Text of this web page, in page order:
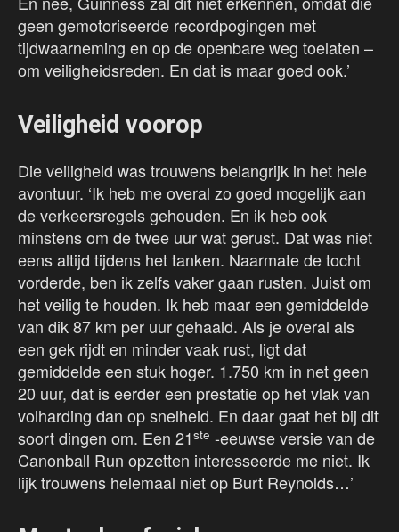
geen gemotoriseerde recordpogingen met
tijdwaarneming en op de openbare weg toelaten –
om veiligheidsreden. En dat is maar goed ook.’
Veiligheid voorop
Die veiligheid was trouwens belangrijk in het hele
avontuur. ‘Ik heb me overal zo goed mogelijk aan
de verkeersregels gehouden. En ik heb ook
minstens om de twee uur wat gerust. Dat was niet
eens altijd tijdens het tanken. Naarmate de tocht
vorderde, ben ik zelfs vaker gaan rusten. Juist om
het veilig te houden. Ik heb maar een gemiddelde
van dik 87 km per uur gehaald. Als je overal als
een gek rijdt en minder vaak rust, ligt dat
gemiddelde een stuk hoger. 1.750 km in net geen
20 uur, dat is eerder een prestatie op het vlak van
volharding dan op snelheid. En daar gaat het bij dit
soort dingen om. Een 21ste -eeuwse versie van de
Canonball Run opzetten interesseerde me niet. Ik
lijk trouwens helemaal niet op Burt Reynolds…’